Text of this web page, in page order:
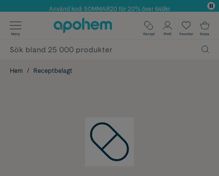
Årets Butik 2025 inom Skönhet
Använd kod: SOMMAR20 för 20% över 649kr
✓ Fri frakt
✓ Poäng på alla köp*
Meny Recept Profil Favoriter Kassa
Hem Receptbelagt